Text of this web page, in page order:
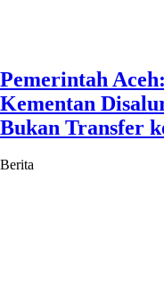
Pemerintah
Kementan
Bukan Transfer
Berita